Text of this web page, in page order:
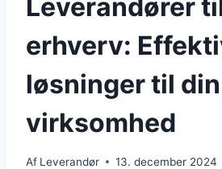
Leverandører
erhverv:
løsninger til din
virksomhed
Af Leverandør 13. december 2024